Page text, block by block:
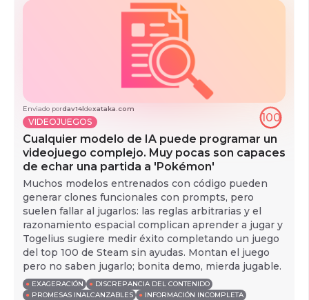
Enviado pordav14ldexataka.com
VIDEOJUEGOS 100
Cualquier modelo de IA puede programar un
videojuego complejo. Muy pocas son capaces
de echar una partida a 'Pokémon'
Muchos modelos entrenados con código pueden
generar clones funcionales con prompts, pero
suelen fallar al jugarlos: las reglas arbitrarias y el
razonamiento espacial complican aprender a jugar y
Togelius sugiere medir éxito completando un juego
del top 100 de Steam sin ayudas. Montan el juego
pero no saben jugarlo; bonita demo, mierda jugable.
● EXAGERACIÓN ● DISCREPANCIA DEL CONTENIDO
● PROMESAS INALCANZABLES ● INFORMACIÓN INCOMPLETA